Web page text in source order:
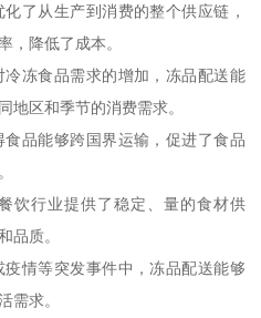
了从生产到消费的整个供应链，
，降低了成本。
冻食品需求的增加，冻品配送能
地区和季节的消费需求。
品能够跨国界运输，促进了食品
饮行业提供了稳定、量的食材供
品质。
情等突发事件中，冻品配送能够
需求。